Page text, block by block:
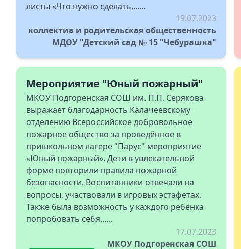
листы «Что нужно сделать,......
19.07.2023
коллектив и родительская общественность
МДОУ "Детский сад № 15 "Чебурашка"
Мероприятие "Юный пожарный"
МКОУ Подгоренская СОШ им. П.П. Серякова
выражает благодарность Калачеевскому
отделению Всероссийское добровольное
пожарное общество за проведённое в
пришкольном лагере "Парус" мероприятие
«Юный пожарный». Дети в увлекательной
форме повторили правила пожарной
безопасности. Воспитанники отвечали на
вопросы, участвовали в игровых эстафетах.
Также была возможность у каждого ребёнка
попробовать себя......
17.07.2023
МКОУ Подгоренская СОШ